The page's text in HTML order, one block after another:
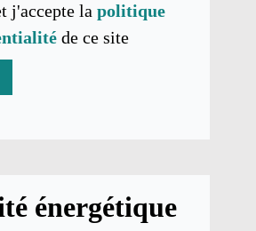
j'accepte la politique
de ce site
énergétique